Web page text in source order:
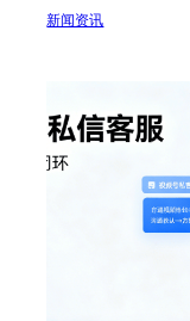
新闻资讯